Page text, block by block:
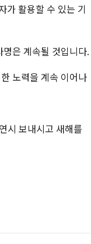
가 활용할 수 있는 기
은 계속될 것입니다.
노력을 계속 이어나
시 보내시고 새해를